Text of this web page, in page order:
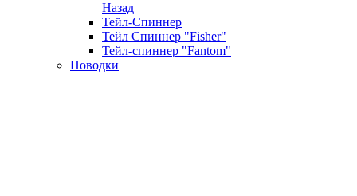
Назад
Тейл-Спиннер
Тейл Спиннер "Fisher"
Тейл-спиннер "Fantom"
Поводки